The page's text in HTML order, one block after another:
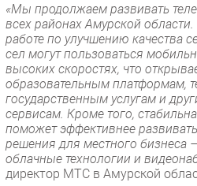
Мероприятия
Проекты
IT класс
Тестовый стенд
Каталог компаний
«Мы продолжаем развивать
всех районах Амурской
работе по улучшению качества
сел могут пользоваться
высоких скоростях, что
образовательным платформам,
государственным услугам и
сервисам. Кроме того,
поможет эффективнее
решения для местного бизнеса
облачные технологии и
директор МТС в Амурской